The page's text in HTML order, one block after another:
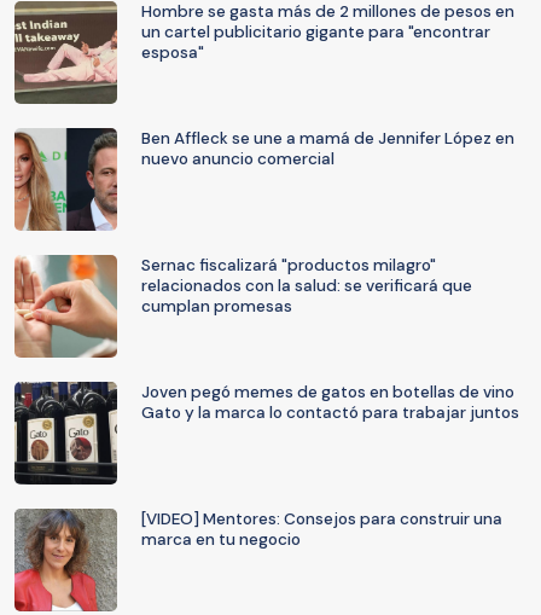
Hombre se gasta más de 2 millones de pesos en
un cartel publicitario gigante para "encontrar
esposa"
Ben Affleck se une a mamá de Jennifer López en
nuevo anuncio comercial
Sernac fiscalizará "productos milagro"
relacionados con la salud: se verificará que
cumplan promesas
Joven pegó memes de gatos en botellas de vino
Gato y la marca lo contactó para trabajar juntos
[VIDEO] Mentores: Consejos para construir una
marca en tu negocio